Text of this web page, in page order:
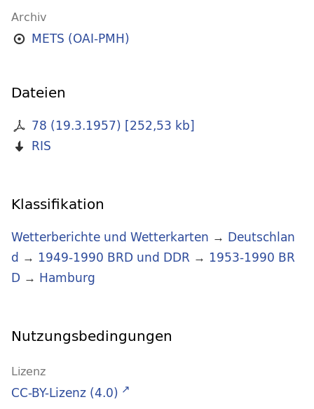
Archiv
METS (OAI-PMH)
Dateien
78 (19.3.1957) [252,53 kb]
RIS
Klassifikation
Wetterberichte und Wetterkarten → Deutschlan
d → 1949-1990 BRD und DDR → 1953-1990 BR
D → Hamburg
Nutzungsbedingungen
Lizenz
CC-BY-Lizenz (4.0)